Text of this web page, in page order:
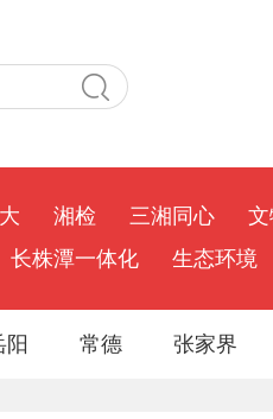
湘检 三湘同心
文
长株潭一体化 生态环境
阳 常德 张家界